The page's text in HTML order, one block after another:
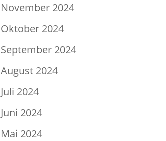
November 2024
Oktober 2024
September 2024
August 2024
Juli 2024
Juni 2024
Mai 2024